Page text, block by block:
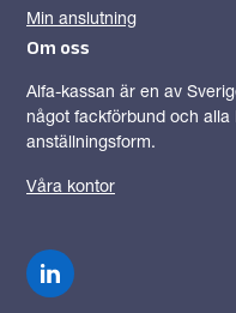
Min anslutning
Om oss
Alfa-kassan är en av
något fackförbund och
anställningsform.
Våra kontor